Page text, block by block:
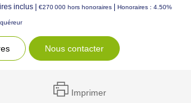
inclus | €270 000 hors honoraires | Honoraires : 4.50%
Nous contacter
Imprimer